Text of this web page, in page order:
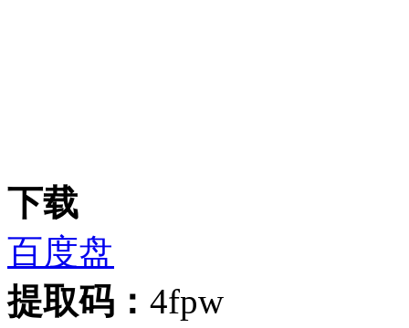
下载
百度盘
提取码： 4fpw